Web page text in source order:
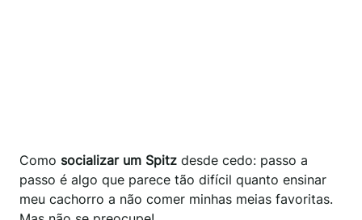
Como socializar um Spitz desde cedo: passo a
passo é algo que parece tão difícil quanto ensinar
meu cachorro a não comer minhas meias favoritas.